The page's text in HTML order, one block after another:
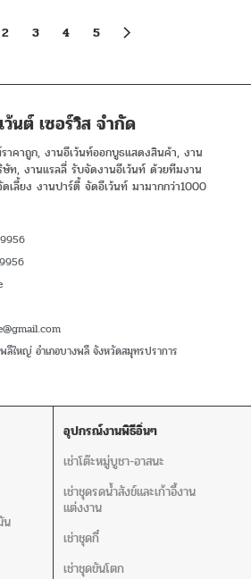
2 3 4 5
นต์ เซอร์วิส จำกัด
าคาถูก, งานอีเว้นท์ออกบูธแสดงสินค้า, งาน
ท, งานแรลลี่ รับจัดงานอีเว้นท์ ด้วยทีมงาน
เลี้ยง งานปาร์ตี้ จัดอีเว้นท์ มามากกว่า1000
ใหญ่ อำเภอบางพลี จังหวัดสมุทรปราการ
น
อุปกรณ์งานพิธีอิ่นๆ
เช่าโต๊ะหมู่บูชา-อาสนะ
เช่าชุดรดน้ำสังข์และเก้าอี้งาน
แต่งงาน
เช่าชุดกี๋
เช่าชุดขันโตก